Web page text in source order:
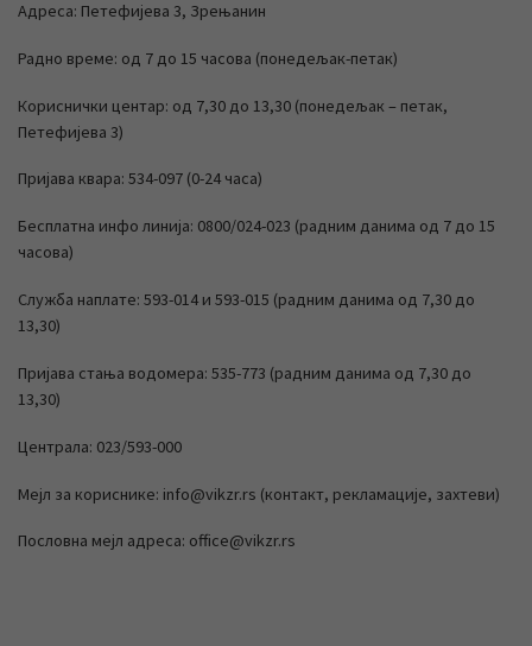
Адреса: Петефијева 3, Зрењанин
Радно време: од 7 до 15 часова (понедељак-петак)
Кориснички центар: од 7,30 до 13,30 (понедељак – петак,
Петефијева 3)
Пријава квара: 534-097 (0-24 часа)
Бесплатна инфо линија: 0800/024-023 (радним данима од 7 до 15
часова)
Служба наплате: 593-014 и 593-015 (радним данима од 7,30 до
13,30)
Пријава стања водомера: 535-773 (радним данима од 7,30 до
13,30)
Централа: 023/593-000
Мејл за кориснике: info@vikzr.rs (контакт, рекламације, захтеви)
Пословна мејл адреса: office@vikzr.rs